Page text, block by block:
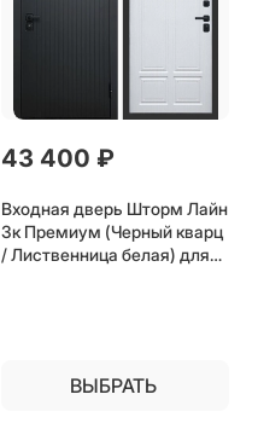
43 400 ₽
Входная дверь Шторм Лайн
3к Премиум (Черный кварц
/ Лиственница белая) для
ВЫБРАТЬ